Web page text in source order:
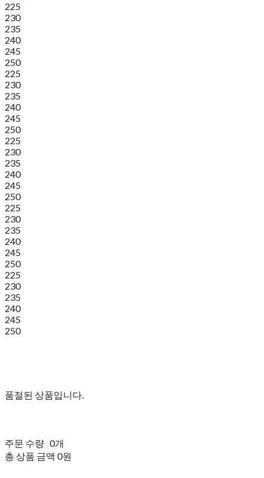
225
230
235
240
245
250
225
230
235
240
245
250
225
230
235
240
245
250
225
230
235
240
245
250
225
230
235
240
245
250
품절된 상품입니다.
주문 수량 0개
총 상품 금액 0원